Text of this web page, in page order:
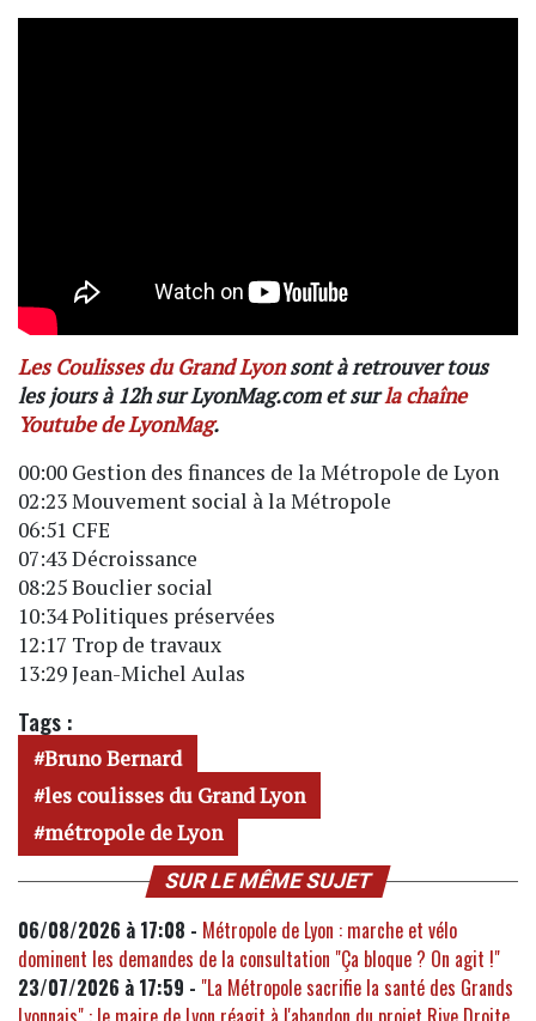
Les Coulisses du Grand Lyonsont à retrouver tous
les jours à 12h sur LyonMag.com et surla chaîne
Youtube de LyonMag.
00:00 Gestion des finances de la Métropole de Lyon
02:23 Mouvement social à la Métropole
06:51 CFE
07:43 Décroissance
08:25 Bouclier social
10:34 Politiques préservées
12:17 Trop de travaux
13:29 Jean-Michel Aulas
Tags :
Bruno Bernard
les coulisses du Grand Lyon
métropole de Lyon
SUR LE MÊME SUJET
06/08/2026 à 17:08 - Métropole de Lyon : marche et vélo
dominent les demandes de la consultation "Ça bloque ? On agit !"
23/07/2026 à 17:59 - "La Métropole sacrifie la santé des Grands